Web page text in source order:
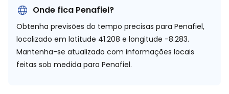
Onde fica Penafiel?
Obtenha previsões do tempo precisas para Penafiel,
localizado em latitude 41.208 e longitude -8.283.
Mantenha-se atualizado com informações locais
feitas sob medida para Penafiel.